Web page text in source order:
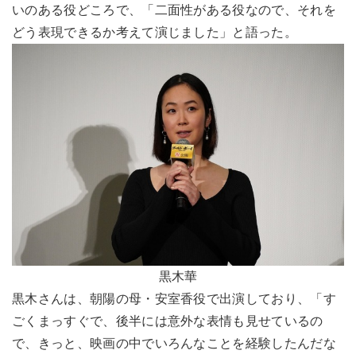
いのある役どころで、「二面性がある役なので、それを
どう表現できるか考えて演じました」と語った。
黒木華
黒木さんは、朝陽の母・安室香役で出演しており、「す
ごくまっすぐで、後半には意外な表情も見せているの
で、きっと、映画の中でいろんなことを経験したんだな